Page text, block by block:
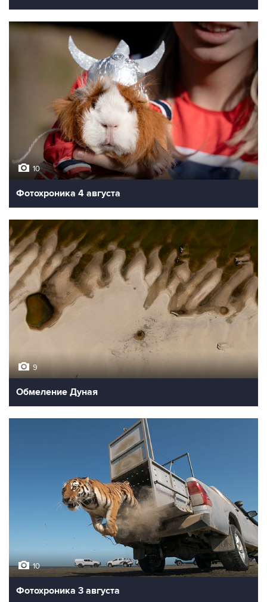
10
Фотохроника 4 августа
9
Обмеление Дуная
10
Фотохроника 3 августа